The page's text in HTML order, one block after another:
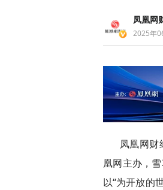
凤凰网
2025年
凤凰网财
凰网主办，
以“为开放的